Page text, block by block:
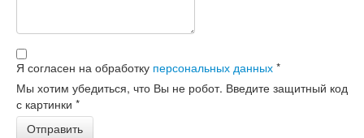
Я согласен на обработку персональных данных *
Мы хотим убедиться, что Вы не робот. Введите защитный код
с картинки *
Отправить